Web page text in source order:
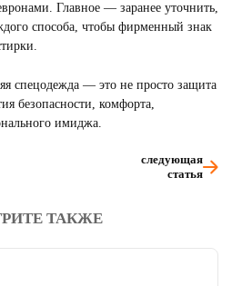
Главное — заранее уточнить,
способа, чтобы фирменный знак
спецодежда — это не просто защита
безопасности, комфорта,
имиджа.
следующая
статья
ТАКЖЕ